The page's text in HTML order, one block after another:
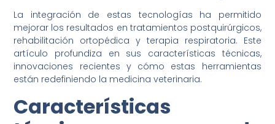
La integración de estas tecnologías ha permitido
mejorar los resultados en tratamientos postquirúrgicos,
rehabilitación ortopédica y terapia respiratoria. Este
artículo profundiza en sus características técnicas,
innovaciones recientes y cómo estas herramientas
están redefiniendo la medicina veterinaria.
Características